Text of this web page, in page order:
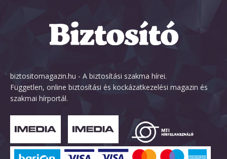
biztositomagazin.hu - A biztosítási szakma hírei.
Független, online biztosítási és kockázatkezelési magazin és
szakmai hírportál.